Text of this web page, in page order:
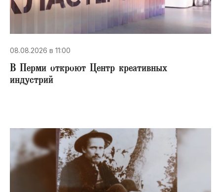
08.08.2026 в 11:00
В Перми откроют Центр креативных
индустрий